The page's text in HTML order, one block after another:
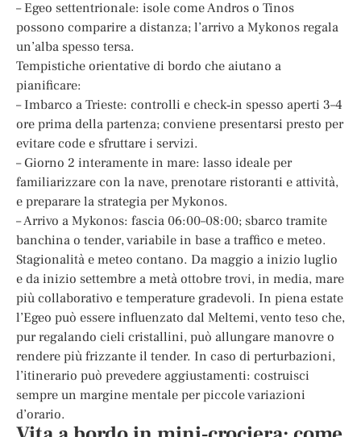
– Egeo settentrionale: isole come Andros o Tinos
possono comparire a distanza; l’arrivo a Mykonos regala
un’alba spesso tersa.
Tempistiche orientative di bordo che aiutano a
pianificare:
– Imbarco a Trieste: controlli e check‑in spesso aperti 3–4
ore prima della partenza; conviene presentarsi presto per
evitare code e sfruttare i servizi.
– Giorno 2 interamente in mare: lasso ideale per
familiarizzare con la nave, prenotare ristoranti e attività,
e preparare la strategia per Mykonos.
– Arrivo a Mykonos: fascia 06:00–08:00; sbarco tramite
banchina o tender, variabile in base a traffico e meteo.
Stagionalità e meteo contano. Da maggio a inizio luglio
e da inizio settembre a metà ottobre trovi, in media, mare
più collaborativo e temperature gradevoli. In piena estate
l’Egeo può essere influenzato dal Meltemi, vento teso che,
pur regalando cieli cristallini, può allungare manovre o
rendere più frizzante il tender. In caso di perturbazioni,
l’itinerario può prevedere aggiustamenti: costruisci
sempre un margine mentale per piccole variazioni
d’orario.